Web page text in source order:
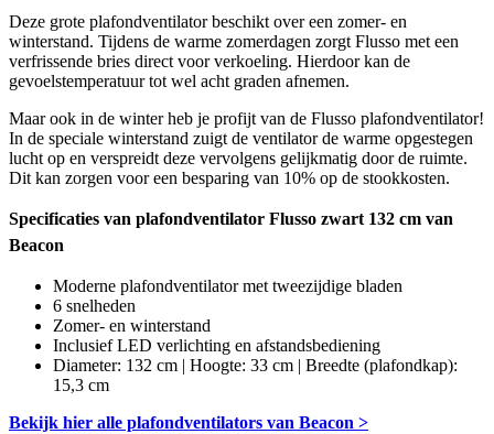
Deze grote plafondventilator beschikt over een zomer- en
winterstand. Tijdens de warme zomerdagen zorgt Flusso met een
verfrissende bries direct voor verkoeling. Hierdoor kan de
gevoelstemperatuur tot wel acht graden afnemen.
Maar ook in de winter heb je profijt van de Flusso plafondventilator!
In de speciale winterstand zuigt de ventilator de warme opgestegen
lucht op en verspreidt deze vervolgens gelijkmatig door de ruimte.
Dit kan zorgen voor een besparing van 10% op de stookkosten.
Specificaties van plafondventilator Flusso zwart 132 cm van
Beacon
Moderne plafondventilator met tweezijdige bladen
6 snelheden
Zomer- en winterstand
Inclusief LED verlichting en afstandsbediening
Diameter: 132 cm | Hoogte: 33 cm | Breedte (plafondkap):
15,3 cm
Bekijk hier alle plafondventilators van Beacon >